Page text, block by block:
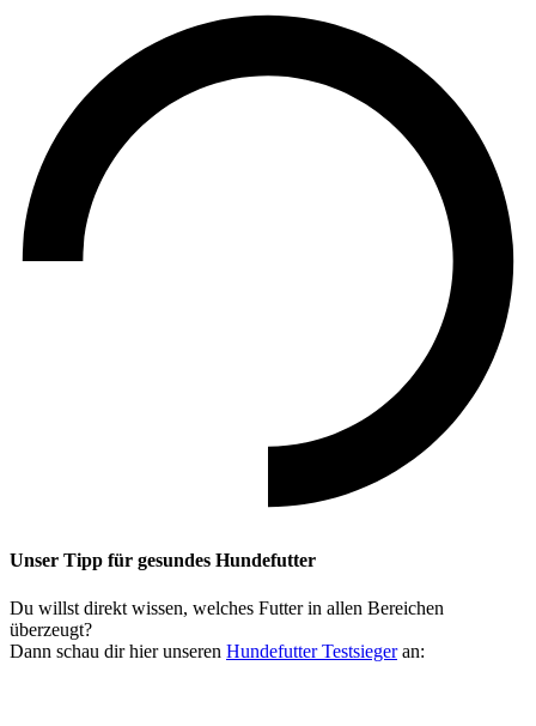
Unser Tipp für gesundes Hundefutter
Du willst direkt wissen, welches Futter in allen Bereichen
überzeugt?
Dann schau dir hier unseren Hundefutter Testsiegeran: